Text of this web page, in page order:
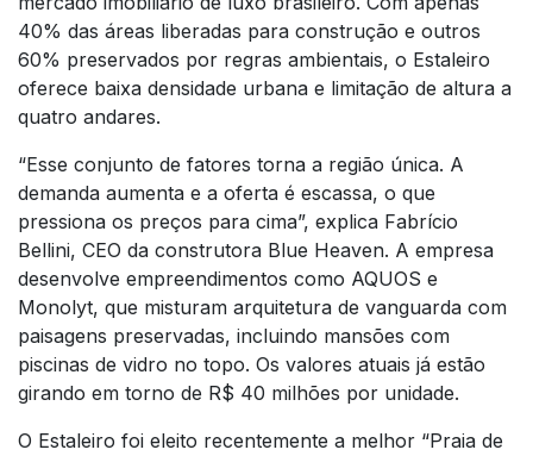
40% das áreas liberadas para construção e outros
60% preservados por regras ambientais, o Estaleiro
oferece baixa densidade urbana e limitação de altura a
quatro andares.
“Esse conjunto de fatores torna a região única. A
demanda aumenta e a oferta é escassa, o que
pressiona os preços para cima”, explica Fabrício
Bellini, CEO da construtora Blue Heaven. A empresa
desenvolve empreendimentos como AQUOS e
Monolyt, que misturam arquitetura de vanguarda com
paisagens preservadas, incluindo mansões com
piscinas de vidro no topo. Os valores atuais já estão
girando em torno de R$ 40 milhões por unidade.
O Estaleiro foi eleito recentemente a melhor “Praia de